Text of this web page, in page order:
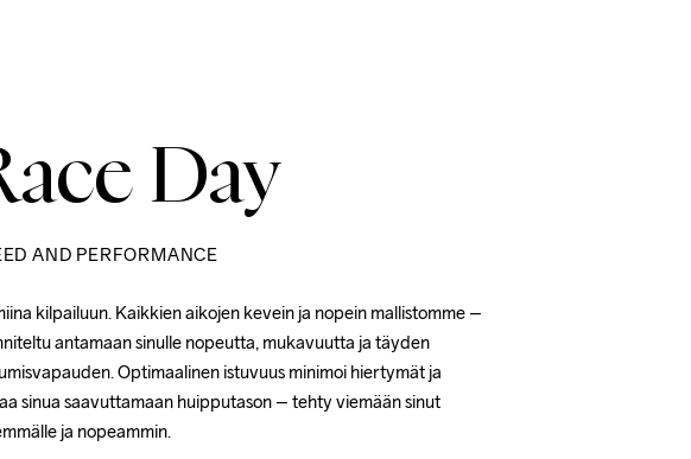
Day
AND PERFORMANCE
kilpailuun. Kaikkien aikojen kevein ja nopein mallistomme –
antamaan sinulle nopeutta, mukavuutta ja täyden
Optimaalinen istuvuus minimoi hiertymät ja
sinua saavuttamaan huipputason – tehty viemään sinut
ja nopeammin.